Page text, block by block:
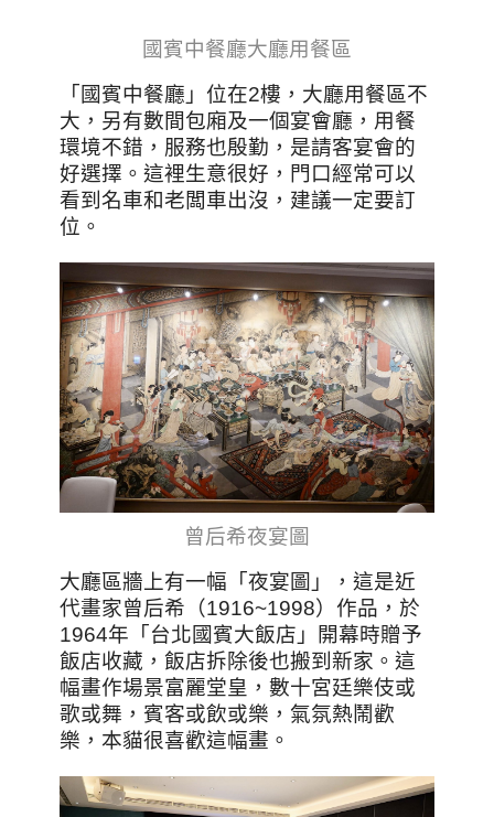
國賓中餐廳大廳用餐區
「國賓中餐廳」位在2樓，大廳用餐區不
大，另有數間包廂及一個宴會廳，用餐
環境不錯，服務也殷勤，是請客宴會的
好選擇。這裡生意很好，門口經常可以
看到名車和老闆車出沒，建議一定要訂
位。
曾后希夜宴圖
大廳區牆上有一幅「夜宴圖」，這是近
代畫家曾后希（1916~1998）作品，於
1964年「台北國賓大飯店」開幕時贈予
飯店收藏，飯店拆除後也搬到新家。這
幅畫作場景富麗堂皇，數十宮廷樂伎或
歌或舞，賓客或飲或樂，氣氛熱鬧歡
樂，本貓很喜歡這幅畫。